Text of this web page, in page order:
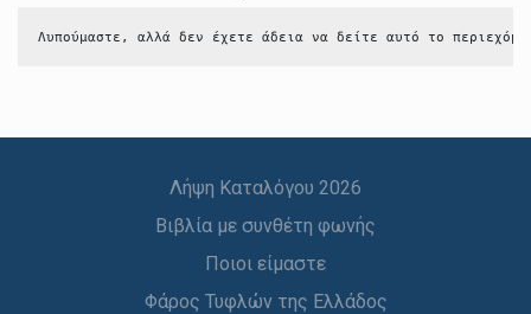
Λυπούμαστε, αλλά δεν έχετε άδεια να δείτε αυτό το
Λήψη Καταλόγου 2026
Βιβλία με συνθέτη φωνής
Ποιοι είμαστε
Φάρος Τυφλών της Ελλάδος